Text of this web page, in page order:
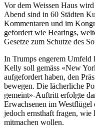
Vor dem Weissen Haus
Abend sind in 60 Städten
Kommentaren und im
gefordert wie Hearings,
Gesetze zum Schutze des
In Trumps engerem Umfeld
Kelly soll gemäss «New
aufgefordert haben, den
bewegen. Die lächerliche
gemeint»-Auftritt erfolgte
Erwachsenen im Westflügel
jedoch ernsthaft fragen, wie
mitmachen wollen.